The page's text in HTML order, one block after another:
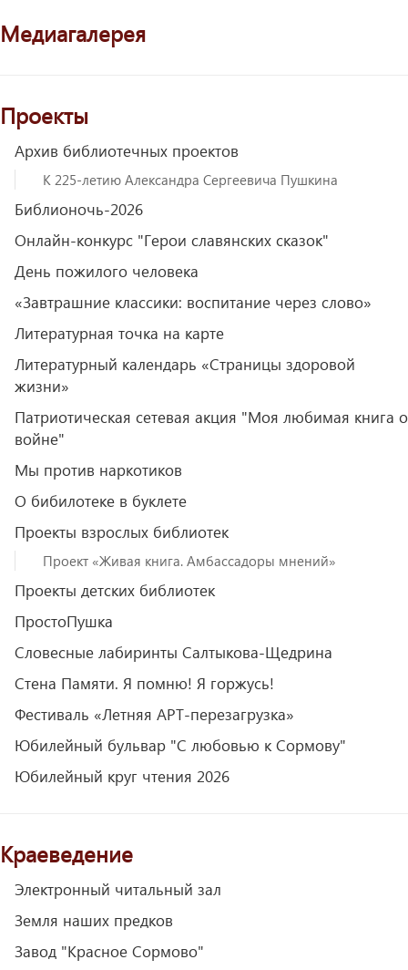
Медиагалерея
Проекты
Архив библиотечных проектов
К 225-летию Александра Сергеевича Пушкина
Библионочь-2026
Онлайн-конкурс "Герои славянских сказок"
День пожилого человека
«Завтрашние классики: воспитание через слово»
Литературная точка на карте
Литературный календарь «Страницы здоровой
жизни»
Патриотическая сетевая акция "Моя любимая книга о
войне"
Мы против наркотиков
О бибилотеке в буклете
Проекты взрослых библиотек
Проект «Живая книга. Амбассадоры мнений»
Проекты детских библиотек
ПростоПушка
Словесные лабиринты Салтыкова-Щедрина
Стена Памяти. Я помню! Я горжусь!
Фестиваль «Летняя АРТ-перезагрузка»
Юбилейный бульвар "С любовью к Сормову"
Юбилейный круг чтения 2026
Краеведение
Электронный читальный зал
Земля наших предков
Завод "Красное Сормово"